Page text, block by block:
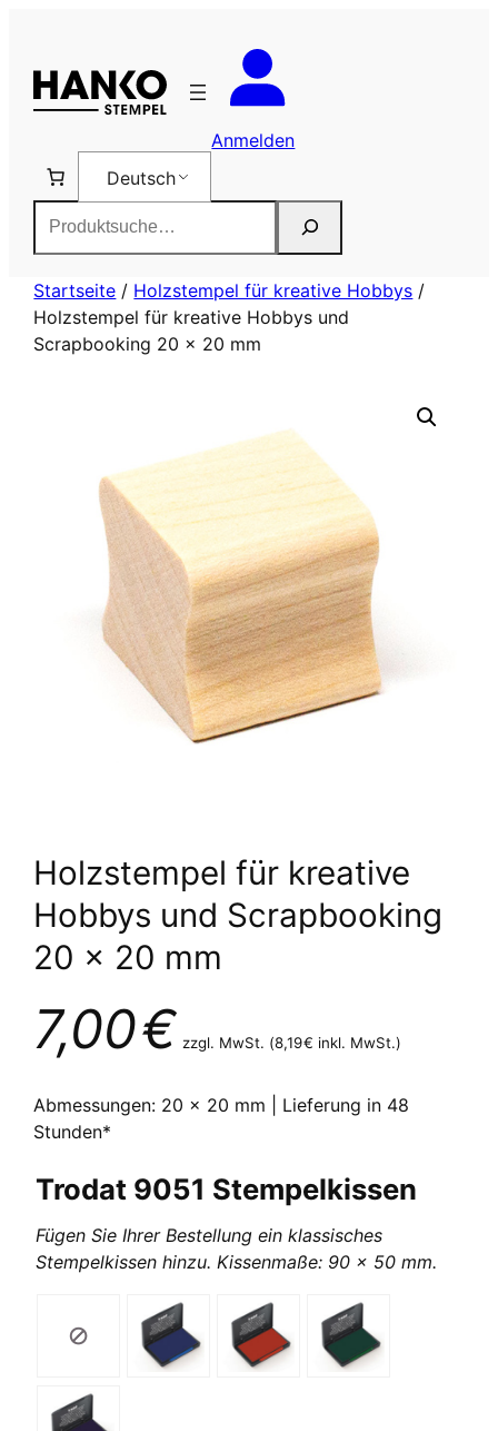
springen
Anmelden
Deutsch
Startseite / Holzstempel für kreative Hobbys /
Holzstempel für kreative Hobbys und
Scrapbooking 20 x 20 mm
Holzstempel für kreative
Hobbys und Scrapbooking
20 x 20 mm
7,00€ zzgl. MwSt. (8,19€ inkl. MwSt.)
Abmessungen: 20 x 20 mm | Lieferung in 48
Stunden*
Trodat 9051 Stempelkissen
Fügen Sie Ihrer Bestellung ein klassisches
Stempelkissen hinzu. Kissenmaße: 90 x 50 mm.